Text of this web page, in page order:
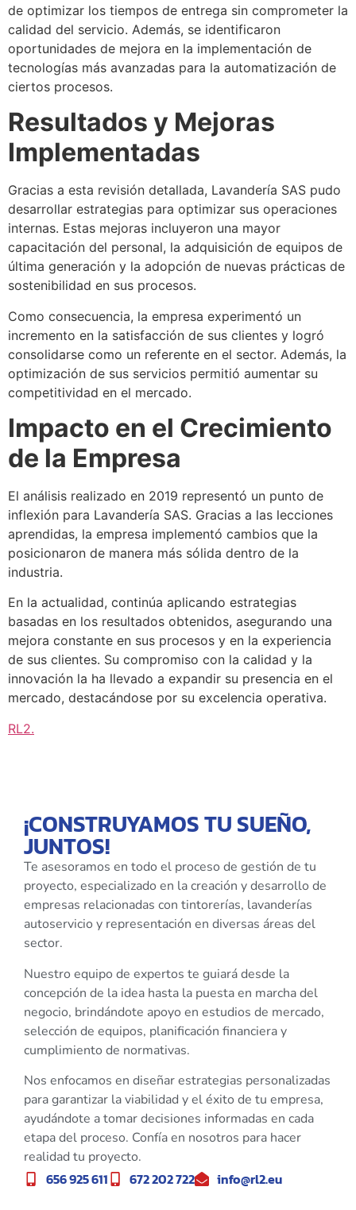
de optimizar los tiempos de entrega sin comprometer la
calidad del servicio. Además, se identificaron
oportunidades de mejora en la implementación de
tecnologías más avanzadas para la automatización de
ciertos procesos.
Resultados y Mejoras
Implementadas
Gracias a esta revisión detallada, Lavandería SAS pudo
desarrollar estrategias para optimizar sus operaciones
internas. Estas mejoras incluyeron una mayor
capacitación del personal, la adquisición de equipos de
última generación y la adopción de nuevas prácticas de
sostenibilidad en sus procesos.
Como consecuencia, la empresa experimentó un
incremento en la satisfacción de sus clientes y logró
consolidarse como un referente en el sector. Además, la
optimización de sus servicios permitió aumentar su
competitividad en el mercado.
Impacto en el Crecimiento
de la Empresa
El análisis realizado en 2019 representó un punto de
inflexión para Lavandería SAS. Gracias a las lecciones
aprendidas, la empresa implementó cambios que la
posicionaron de manera más sólida dentro de la
industria.
En la actualidad, continúa aplicando estrategias
basadas en los resultados obtenidos, asegurando una
mejora constante en sus procesos y en la experiencia
de sus clientes. Su compromiso con la calidad y la
innovación la ha llevado a expandir su presencia en el
mercado, destacándose por su excelencia operativa.
RL2.
¡CONSTRUYAMOS TU SUEÑO,
JUNTOS!
Te asesoramos en todo el proceso de gestión de tu
proyecto, especializado en la creación y desarrollo de
empresas relacionadas con tintorerías, lavanderías
autoservicio y representación en diversas áreas del
sector.
Nuestro equipo de expertos te guiará desde la
concepción de la idea hasta la puesta en marcha del
negocio, brindándote apoyo en estudios de mercado,
selección de equipos, planificación financiera y
cumplimiento de normativas.
Nos enfocamos en diseñar estrategias personalizadas
para garantizar la viabilidad y el éxito de tu empresa,
ayudándote a tomar decisiones informadas en cada
etapa del proceso. Confía en nosotros para hacer
realidad tu proyecto.
656 925 611 672 202 722 info@rl2.eu